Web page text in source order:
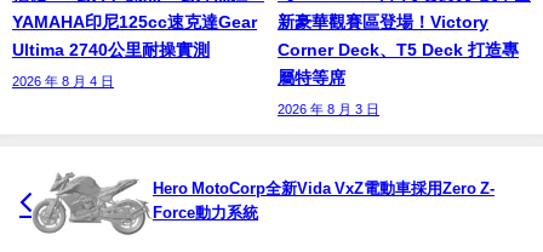
YAMAHA印尼125cc速克達Gear
Ultima 2740公里耐操實測
2026 年 8 月 4 日
新豪華觀賽區登場！Victory
Corner Deck、T5 Deck 打造專
屬特等席
2026 年 8 月 3 日
Hero MotoCorp全新Vida VxZ電動車採用Zero Z-
Force動力系統